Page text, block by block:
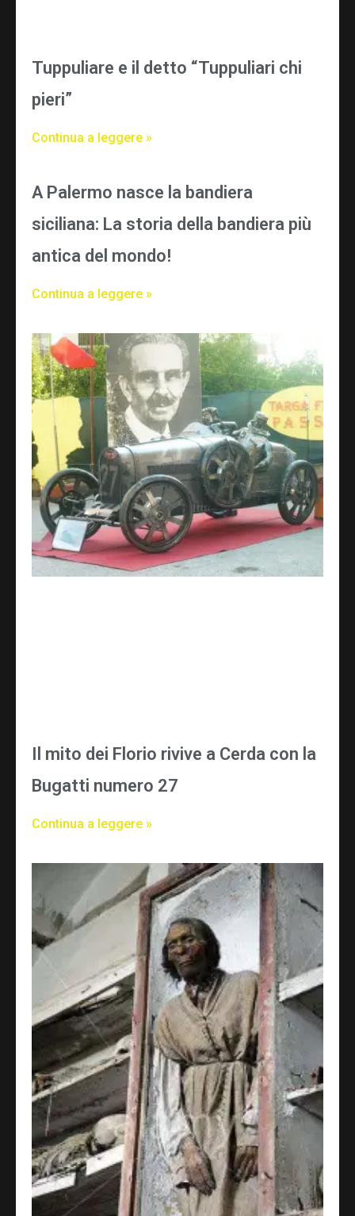
Tuppuliare e il detto “Tuppuliari chi
pieri”
Continua a leggere »
A Palermo nasce la bandiera
siciliana: La storia della bandiera più
antica del mondo!
Continua a leggere »
Il mito dei Florio rivive a Cerda con la
Bugatti numero 27
Continua a leggere »